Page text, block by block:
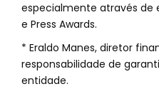
especialmente através de
e Press Awards.
* Eraldo Manes, diretor
responsabilidade de
entidade.